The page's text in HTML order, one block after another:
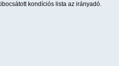
kondíciós lista az irányadó.